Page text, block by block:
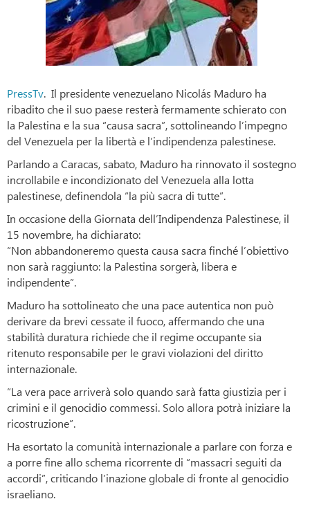
PressTv. Il presidente venezuelano Nicolás Maduro ha
ribadito che il suo paese resterà fermamente schierato con
la Palestina e la sua “causa sacra”, sottolineando l’impegno
del Venezuela per la libertà e l’indipendenza palestinese.
Parlando a Caracas, sabato, Maduro ha rinnovato il sostegno
incrollabile e incondizionato del Venezuela alla lotta
palestinese, definendola “la più sacra di tutte”.
In occasione della Giornata dell’Indipendenza Palestinese, il
15 novembre, ha dichiarato:
“Non abbandoneremo questa causa sacra finché l’obiettivo
non sarà raggiunto: la Palestina sorgerà, libera e
indipendente”.
Maduro ha sottolineato che una pace autentica non può
derivare da brevi cessate il fuoco, affermando che una
stabilità duratura richiede che il regime occupante sia
ritenuto responsabile per le gravi violazioni del diritto
internazionale.
“La vera pace arriverà solo quando sarà fatta giustizia per i
crimini e il genocidio commessi. Solo allora potrà iniziare la
ricostruzione”.
Ha esortato la comunità internazionale a parlare con forza e
a porre fine allo schema ricorrente di “massacri seguiti da
accordi”, criticando l’inazione globale di fronte al genocidio
israeliano.